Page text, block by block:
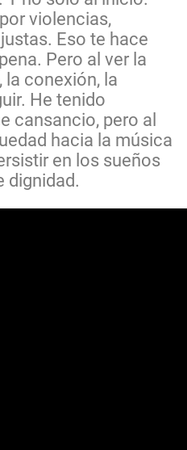
violencias,
Eso te hace
Pero al ver la
la conexión, la
He tenido
cansancio, pero al
hacia la música
en los sueños
dignidad.